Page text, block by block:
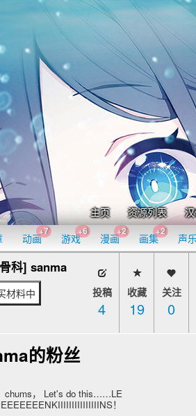
主页 资源列表
动画
+7
游戏
+6
漫画
+2
画集
+2
声
投稿
4
收藏
19
关注
0
科] sanma
材料中
的粉丝
chums， Let's do this……LE
！